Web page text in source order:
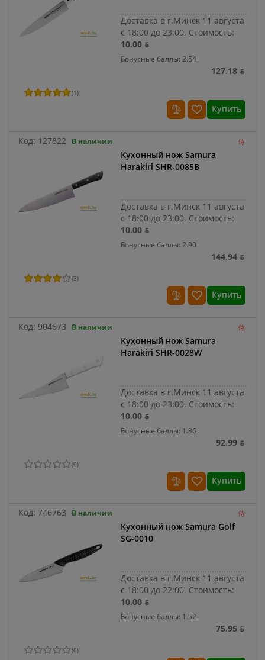
Доставка в г.Минск 11 августа
с 18:00 до 23:00. Стоимость:
10.00 ƃ
Бонусные баллы: 2.54
127.18 ƃ
(1)
Купить
Код: 127822 В наличии
Кухонный нож Samura
Harakiri SHR-0085B
Доставка в г.Минск 11 августа
с 18:00 до 23:00. Стоимость:
10.00 ƃ
Бонусные баллы: 2.90
144.94 ƃ
(3)
Купить
Код: 904673 В наличии
Кухонный нож Samura
Harakiri SHR-0028W
Доставка в г.Минск 11 августа
с 18:00 до 23:00. Стоимость:
10.00 ƃ
Бонусные баллы: 1.86
92.99 ƃ
(0)
Купить
Код: 746763 В наличии
Кухонный нож Samura Golf
SG-0010
Доставка в г.Минск 11 августа
с 18:00 до 22:00. Стоимость:
10.00 ƃ
Бонусные баллы: 1.52
75.95 ƃ
(0)